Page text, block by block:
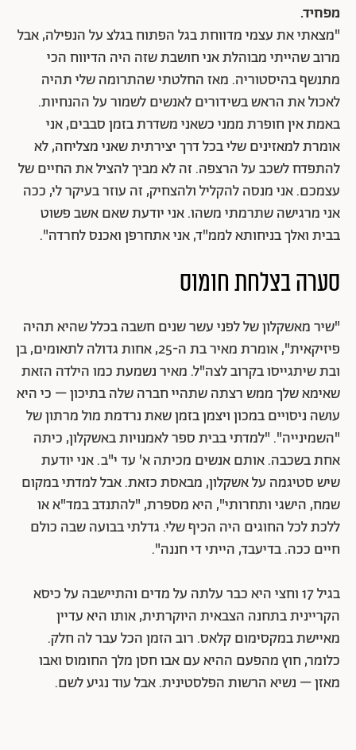
מפחיד.
"מצאתי את עצמי מדווחת בגל הפתוח בגלצ על הנפילה, אבל
מרוב שהייתי מבוהלת אני חושבת שזה היה הדיווח הכי
מתנשף בהיסטוריה. מאז החלטתי שהתרומה שלי תהיה
לאכול את הראש בשידורים לאנשים לשמור על ההנחיות.
באמת אין חופרת ממני כשאני משדרת בזמן סבבים, אני
אומרת למאזינים שלי בכל דרך יצירתית שאני מצליחה, לא
להתפדח לשכב על הרצפה. זה לא מביך להציל את החיים של
עצמכם. אני מנסה להקליל ולהצחיק, זה עוזר בעיקר לי, ככה
אני מרגישה שתרמתי משהו. אני יודעת שאם אשב פשוט
בבית ואלך בניחותא לממ"ד, אני אתחרפן ואכנס לחרדה".
סערה בצלחת חומוס
"שיר מאשקלון של לפני עשר שנים חשבה בכלל שהיא תהיה
פיזיקאית", אומרת מאיר בת ה-25, אחות גדולה לתאומים, בן
ובת שיתגייסו בקרוב לצה"ל. מאיר נשמעת כמו הילדה הזאת
שאימא שלך ממש רצתה שתהיי חברה שלה בתיכון – כי היא
עושה ניסויים במכון ויצמן בזמן שאת נרדמת מול מרתון של
"השמינייה". "למדתי בבית ספר לאמנויות באשקלון, כיתה
אחת בשכבה. אותם אנשים מכיתה א' עד י"ב. אני יודעת
שיש סטיגמה על אשקלון, מבאסת כזאת. אבל למדתי במקום
שמח, הישגי ותחרותי", היא מספרת, "להתנדב במד"א או
ללכת לכל החוגים היה הכיף שלי. גדלתי בבועה שבה כולם
חיים ככה. בדיעבד, הייתי די חננה".
בגיל 17 וחצי היא כבר עלתה על מדים והתיישבה על כיסא
הקריינית בתחנה הצבאית היוקרתית, אותו היא עדיין
מאיישת במקסימום קלאס. רוב הזמן הכל עבר לה חלק.
כלומר, חוץ מהפעם ההיא עם אבו חסן מלך החומוס ואבו
מאזן – נשיא הרשות הפלסטינית. אבל עוד נגיע לשם.